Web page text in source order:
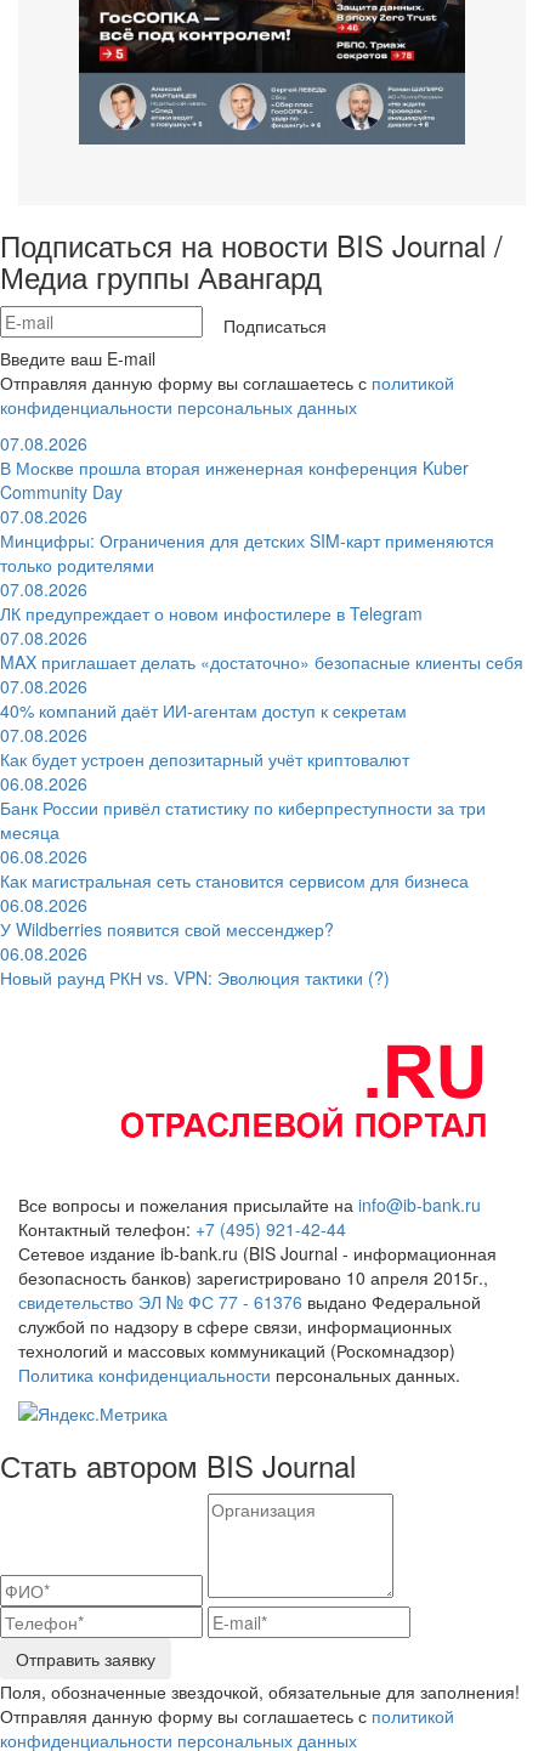
Подписаться на новости BIS Journal /
Медиа группы Авангард
Подписаться
Введите ваш E-mail
Отправляя данную форму вы соглашаетесь с политикой
конфиденциальности персональных данных
07.08.2026
В Москве прошла вторая инженерная конференция Kuber
Community Day
07.08.2026
Минцифры: Ограничения для детских SIM-карт применяются
только родителями
07.08.2026
ЛК предупреждает о новом инфостилере в Telegram
07.08.2026
MAX приглашает делать «достаточно» безопасные клиенты себя
07.08.2026
40% компаний даёт ИИ‑агентам доступ к секретам
07.08.2026
Как будет устроен депозитарный учёт криптовалют
06.08.2026
Банк России привёл статистику по киберпреступности за три
месяца
06.08.2026
Как магистральная сеть становится сервисом для бизнеса
06.08.2026
У Wildberries появится свой мессенджер?
06.08.2026
Новый раунд РКН vs. VPN: Эволюция тактики (?)
Все вопросы и пожелания присылайте на info@ib-bank.ru
Контактный телефон: +7 (495) 921-42-44
Сетевое издание ib-bank.ru (BIS Journal - информационная
безопасность банков) зарегистрировано 10 апреля 2015г.,
свидетельство ЭЛ № ФС 77 - 61376 выдано Федеральной
службой по надзору в сфере связи, информационных
технологий и массовых коммуникаций (Роскомнадзор)
Политика конфиденциальности персональных данных.
Стать автором BIS Journal
Отправить заявку
Поля, обозначенные звездочкой, обязательные для заполнения!
Отправляя данную форму вы соглашаетесь с политикой
конфиденциальности персональных данных